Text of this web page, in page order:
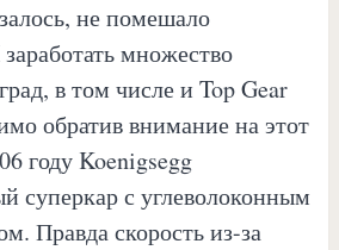
не помешало
множество
в том числе и Top Gear
обратив внимание на этот
году Koenigsegg
суперкар с углеволоконным
Правда скорость из-за